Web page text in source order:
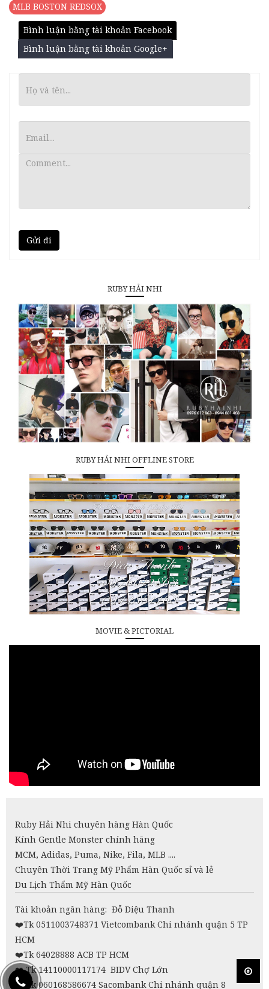
MLB BOSTON REDSOX
Bình luận bằng tài khoản Facebook
Bình luận bằng tài khoản Google+
Gửi đi
RUBY HẢI NHI
RUBY HẢI NHI OFFLINE STORE
MOVIE & PICTORIAL
Ruby Hải Nhi chuyên hàng Hàn Quốc
Kính Gentle Monster chính hãng
MCM, Adidas, Puma, Nike, Fila, MLB ....
Chuyên Thời Trang Mỹ Phẩm Hàn Quốc sỉ và lẻ
Du Lịch Thẩm Mỹ Hàn Quốc
Tài khoản ngân hàng: Đỗ Diệu Thanh
❤️Tk 0511003748371 Vietcombank Chi nhánh quận 5 TP
HCM
❤️Tk 64028888 ACB TP HCM
❤️Tk 14110000117174 BIDV Chợ Lớn
❤️ Tk 060168586674 Sacombank Chi nhánh quận 8